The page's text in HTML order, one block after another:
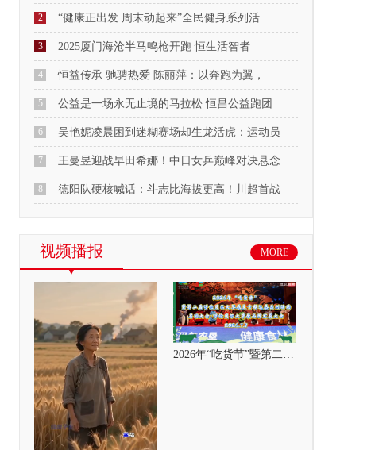
2 “健康正出发 周末动起来”全民健身系列活
3 2025厦门海沧半马鸣枪开跑 恒生活智者
4 恒益传承 驰骋热爱 陈丽萍：以奔跑为翼，
5 公益是一场永无止境的马拉松 恒昌公益跑团
6 吴艳妮凌晨困到迷糊赛场却生龙活虎：运动员
7 王曼昱迎战早田希娜！中日女乒巅峰对决悬念
8 德阳队硬核喊话：斗志比海拔更高！川超首战
视频播报 MORE
2026年“吃货节”暨第二届呼伦贝尔大草